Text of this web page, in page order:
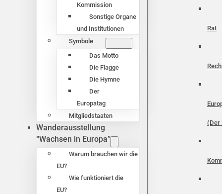
Kommission
Sonstige Organe
und Institutionen
Symbole
Das Motto
Die Flagge
Die Hymne
Der
Europatag
Mitgliedstaaten
Wanderausstellung
“Wachsen in Europa”
Warum brauchen wir die
EU?
Wie funktioniert die
EU?
Rat
(Der